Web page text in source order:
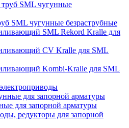
SML чугунные безраструбные
SML Rekord Kralle для
CV Kralle для SML
Kombi-Kralle для SML
для запорной арматуры